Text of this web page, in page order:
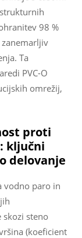
98 %
Ta
PVC-O
omrežij,
proti
ključni
delovanje
vodno paro in
skozi steno
(koeficient